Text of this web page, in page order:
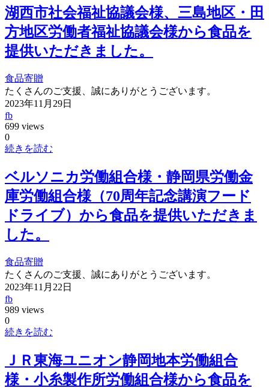
湖西市社会福祉協議会様、三島地区・田
方地区労働者福祉協議会様から食品を
提供いただきました。
食品寄贈
たくさんのご支援、誠にありがとうございます。
2023年11月29日
fb
699 views
0
続きを読む
ベルソニカ労働組合様・静岡県労働金
庫労働組合様（70周年記念講演フード
ドライブ）から食品を提供いただきま
した。
食品寄贈
たくさんのご支援、誠にありがとうございます。
2023年11月22日
fb
989 views
0
続きを読む
ＪＲ東海ユニオン静岡地本労働組合
様・小糸製作所労働組合様から食品を